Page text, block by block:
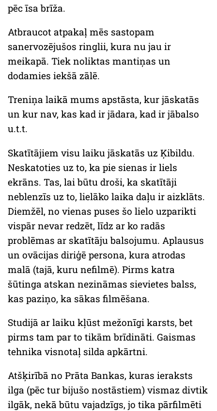
pēc īsa brīža.
Atbraucot atpakaļ mēs sastopam
sanervozējušos ringlii, kura nu jau ir
meikapā. Tiek noliktas mantiņas un
dodamies iekšā zālē.
Treniņa laikā mums apstāsta, kur jāskatās
un kur nav, kas kad ir jādara, kad ir jābalso
u.t.t.
Skatītājiem visu laiku jāskatās uz Ķibildu.
Neskatoties uz to, ka pie sienas ir liels
ekrāns. Tas, lai būtu droši, ka skatītāji
neblenzīs uz to, lielāko laika daļu ir aizklāts.
Diemžēl, no vienas puses šo lielo uzparikti
vispār nevar redzēt, līdz ar ko radās
problēmas ar skatītāju balsojumu. Aplausus
un ovācijas diriģē persona, kura atrodas
malā (tajā, kuru nefilmē). Pirms katra
šūtinga atskan nezināmas sievietes balss,
kas paziņo, ka sākas filmēšana.
Studijā ar laiku kļūst mežonīgi karsts, bet
pirms tam par to tikām brīdināti. Gaismas
tehnika visnotaļ silda apkārtni.
Atšķirībā no Prāta Bankas, kuras ieraksts
ilga (pēc tur bijušo nostāstiem) vismaz divtik
ilgāk, nekā būtu vajadzīgs, jo tika pārfilmēti